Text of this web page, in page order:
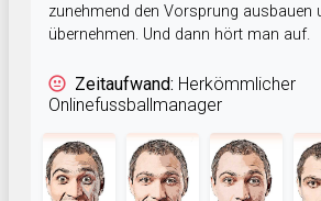
zunehmend den Vorsprung ausbauen
übernehmen. Und dann hört man auf.
Zeitaufwand: Herkömmlicher
Onlinefussballmanager